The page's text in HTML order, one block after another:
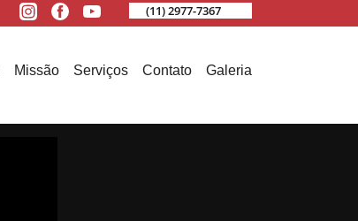
(11) 2977-7367
Missão Serviços Contato Galeria